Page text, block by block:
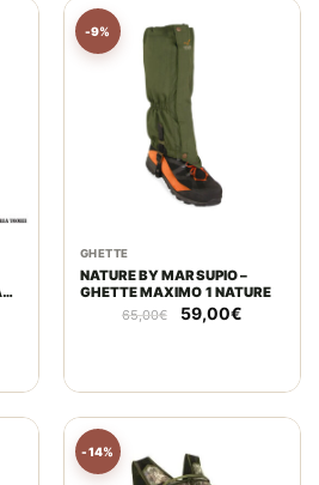
-9%
GHETTE
NATURE BY MARSUPIO –
GHETTE MAXIMO 1 NATURE
65,00€
Il
prezzo
59,00€
59,00€.
-14%